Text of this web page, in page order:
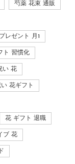
芍薬 花束 通販
レゼント 月1
ト 習慣化
い 花
い 花ギフト
花 ギフト 退職
ブ 花